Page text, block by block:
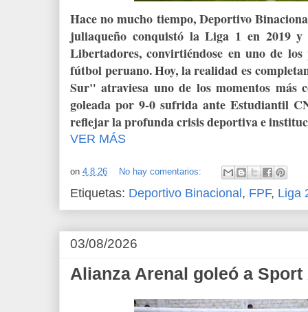
Hace no mucho tiempo, Deportivo
juliaqueño conquistó la Liga 1 en 2019
Libertadores, convirtiéndose en uno de
fútbol peruano. Hoy, la realidad es
Sur" atraviesa uno de los momentos más
goleada por 9-0 sufrida ante Estudiantil
reflejar la profunda crisis deportiva e
VER MÁS
on 4.8.26 No hay comentarios:
Etiquetas: Deportivo Binacional, FPF, Liga
03/08/2026
Alianza Arenal goleó a